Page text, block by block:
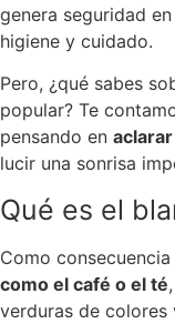
genera seguridad
higiene y cuidado.
Pero, ¿qué sabes
popular? Te
pensando en
lucir una sonrisa
Qué es el
Como
como el café o el té
verduras de